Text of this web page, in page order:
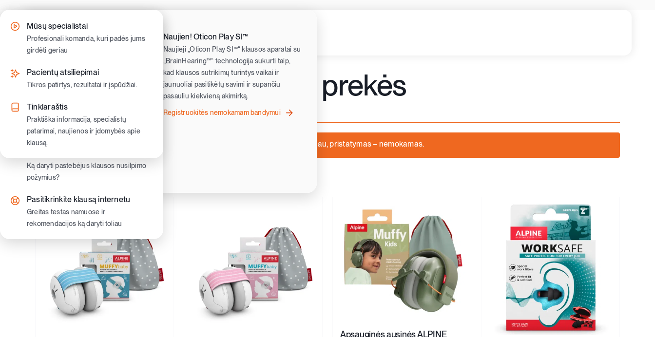
to
content
Visos prekės
Perkant už 30 € ar daugiau, pristatymas – nemokamas.
Apsauginės ausinės ALPINE
Kaip gauti klausos aparatus
Sužinokite kaip pasinaudoti valstybine
kompensacija ir gauti nemokamus
Klausos aparatų tipai
Moderniausi klausos aparatai
Oticon ir Philips aparatai
Priedai patogumui, priežiūrai ir
geresniam girdėjimui kasdien
Naujien! Oticon Play SI™
Naujieji „Oticon Play SI™“ klausos aparatai su
„BrainHearing™“ technologija sukurti taip,
kad klausos sutrikimų turintys vaikai ir
jaunuoliai pasitikėtų savimi ir supančiu
pasauliu kiekvieną akimirką.
Registruokitės nemokamam bandymui
Klausos nusilpimo simptomai
Atpažinkite pirmuosius ženklus ir
pradėkite veikti laiku.
Klausos nusilpimo tipai
Sužinokite skirtumus ir ką jie reiškia
Gyvenimas su nusilpusia klausa
Patarimai kasdienybei, bendravimui ir
pasitikėjimui savimi
Ką daryti pastebėjus klausos nusilpimo
požymius?
Pasitikrinkite klausą internetu
Greitas testas namuose ir
rekomendacijos ką daryti toliau
Mūsų specialistai
Profesionali komanda, kuri padės jums
girdėti geriau
Pacientų atsiliepimai
Tikros patirtys, rezultatai ir įspūdžiai.
Tinklaraštis
Praktiška informacija, specialistų
patarimai, naujienos ir įdomybės apie
klausą.